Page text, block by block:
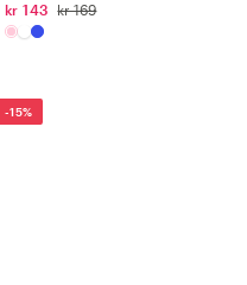
kr 143
kr 169
-15%